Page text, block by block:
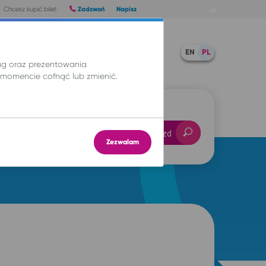
Chcesz kupić bilet: Zadzwoń Napisz
EN PL
Znajdź przejazd
oraz prezentowania
cofnąć lub zmienić.
Zezwalam